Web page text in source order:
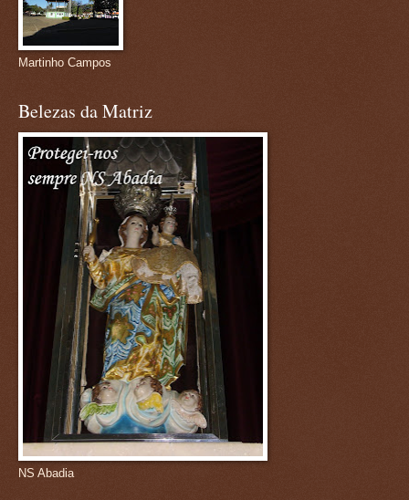
Martinho Campos
Belezas da Matriz
NS Abadia